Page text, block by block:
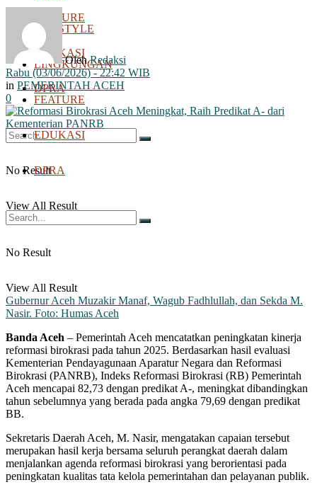
FEATURE
EDUKASI
DPRA
No Result
View All Result
LIFESTYLE
LINGKUNGAN
FEATURE
EDUKASI
DPRA
No Result
View All Result
Oleh Redaksi
Rabu (03/06/2026) - 22:42 WIB
in PEMERINTAH ACEH
0
Gubernur Aceh Muzakir Manaf, Wagub Fadhlullah, dan Sekda M.
Nasir. Foto: Humas Aceh
Banda Aceh – Pemerintah Aceh mencatatkan peningkatan kinerja
reformasi birokrasi pada tahun 2025. Berdasarkan hasil evaluasi
Kementerian Pendayagunaan Aparatur Negara dan Reformasi
Birokrasi (PANRB), Indeks Reformasi Birokrasi (RB) Pemerintah
Aceh mencapai 82,73 dengan predikat A-, meningkat dibandingkan
tahun sebelumnya yang berada pada angka 79,69 dengan predikat
BB.
‎Sekretaris Daerah Aceh, M. Nasir, mengatakan capaian tersebut
merupakan hasil kerja bersama seluruh perangkat daerah dalam
menjalankan agenda reformasi birokrasi yang berorientasi pada
peningkatan kualitas tata kelola pemerintahan dan pelayanan publik.